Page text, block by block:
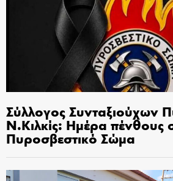
Σύλλογος Συνταξιούχων
Ν.Κιλκίς: Ημέρα πένθους
Πυροσβεστικό Σώμα